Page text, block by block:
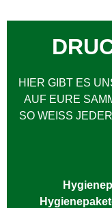
HIER GIBT ES
AUF EURE
SO WEISS